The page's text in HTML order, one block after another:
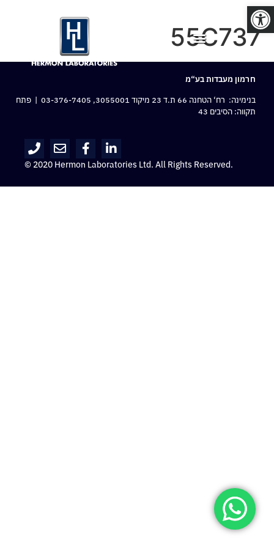
פתח סרגל נגישות
55C737
חרמון מעבדות בע“מ
בנימינה: רח‘ הטחנה 66 ת.ד 23 מיקוד 3055001,
03-376-7405 | פתח
תקווה: הסיבים 43
© 2020 Hermon Laboratories Ltd. All Rights Reserved.